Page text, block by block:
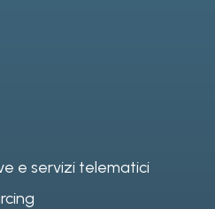
e servizi telematici